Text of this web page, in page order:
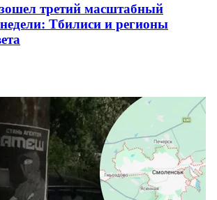
третий масштабный
недели: Тбилиси и регионы